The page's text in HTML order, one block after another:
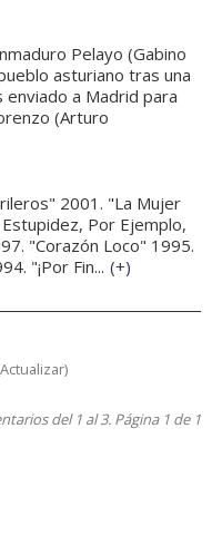
Pelayo (Gabino
asturiano tras una
a Madrid para
(Arturo
2001. "La Mujer
Por Ejemplo,
"Corazón Loco" 1995.
"¡Por Fin... (+)
Actualizar)
del 1 al 3. Página 1 de 1